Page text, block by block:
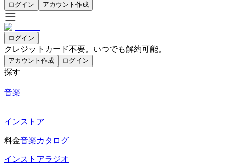
ログイン アカウント作成
ログイン
クレジットカード不要。いつでも解約可能。
アカウント作成 ログイン
探す
音楽
インストア
料金音楽カタログ
インストアラジオ